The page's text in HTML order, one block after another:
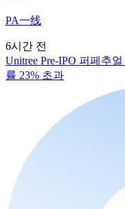
PA一线
6시간 전
Unitree Pre-IPO 퍼페추
률 23% 초과